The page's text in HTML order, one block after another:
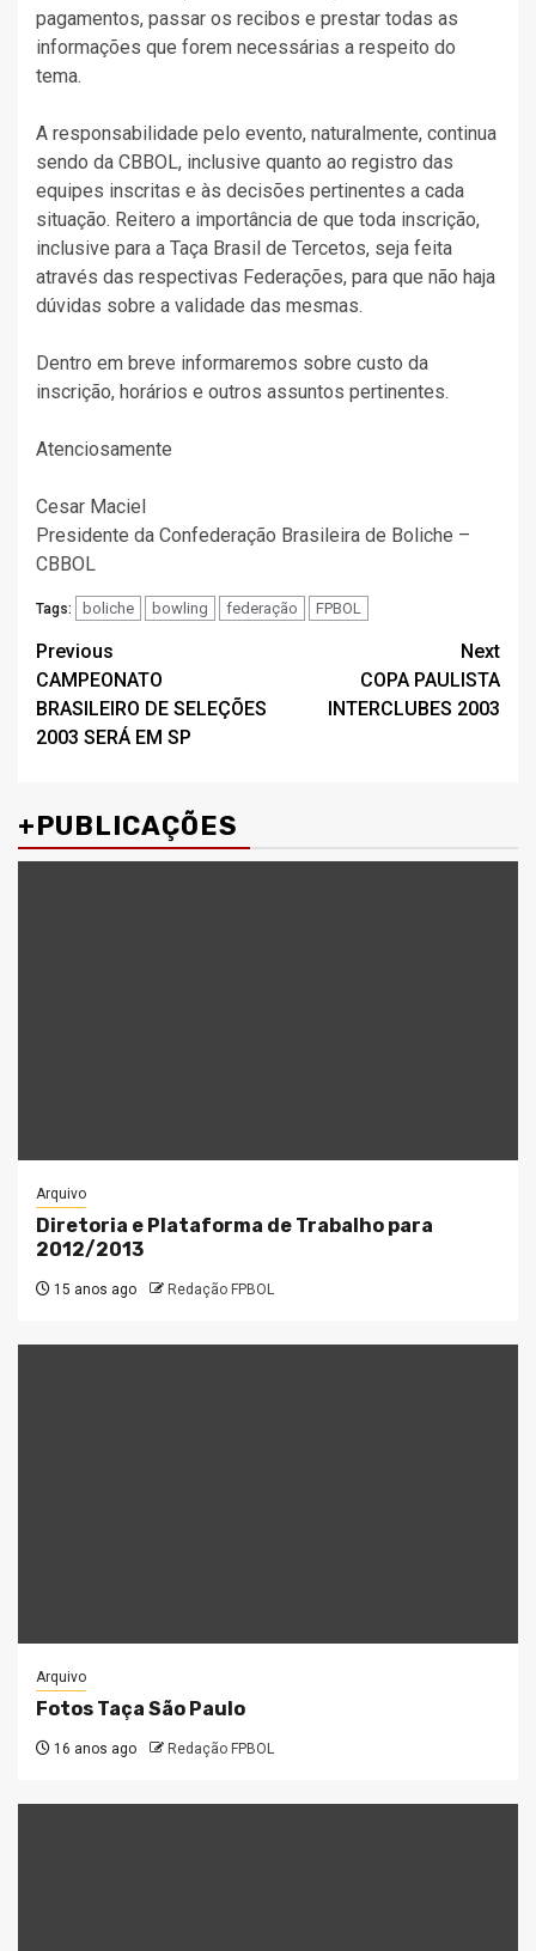
pagamentos, passar os recibos e prestar todas as
informações que forem necessárias a respeito do
tema.
A responsabilidade pelo evento, naturalmente, continua
sendo da CBBOL, inclusive quanto ao registro das
equipes inscritas e às decisões pertinentes a cada
situação. Reitero a importância de que toda inscrição,
inclusive para a Taça Brasil de Tercetos, seja feita
através das respectivas Federações, para que não haja
dúvidas sobre a validade das mesmas.
Dentro em breve informaremos sobre custo da
inscrição, horários e outros assuntos pertinentes.
Atenciosamente
Cesar Maciel
Presidente da Confederação Brasileira de Boliche –
CBBOL
Tags: boliche bowling federação FPBOL
Post
navigation
Previous
CAMPEONATO
BRASILEIRO DE SELEÇÕES
2003 SERÁ EM SP
Next
COPA PAULISTA
INTERCLUBES 2003
+PUBLICAÇÕES
Arquivo
Diretoria e Plataforma de Trabalho para
2012/2013
15 anos ago Redação FPBOL
Arquivo
Fotos Taça São Paulo
16 anos ago Redação FPBOL